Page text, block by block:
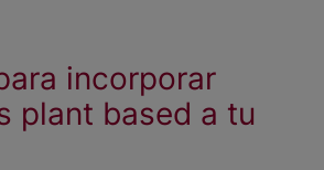
incorporar
plant based a tu